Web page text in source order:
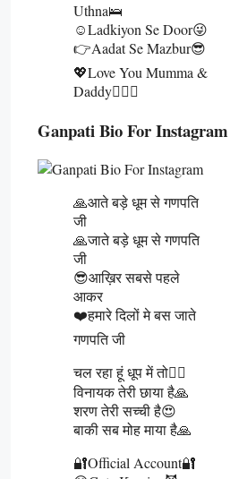
Uthna🛌
☺️Ladkiyon Se Door😜
👉Aadat Se Mazbur😎
💖Love You Mumma &
Daddy👩‍❤️‍👨
Ganpati Bio For Instagram
🙏आते बड़े धूम से गणपति
जी
🙏जाते बड़े धूम से गणपति
जी
😎आख़िर सबसे पहले
आकर
❤️हमारे दिलों मे बस जाते
गणपति जी
चल रहा हूं धूप में तो🚶‍♂️
विनायक तेरी छाया है🙏
शरण तेरी सच्ची है😍
बाकी सब मोह माया है🙏
🔐Official Account🔐